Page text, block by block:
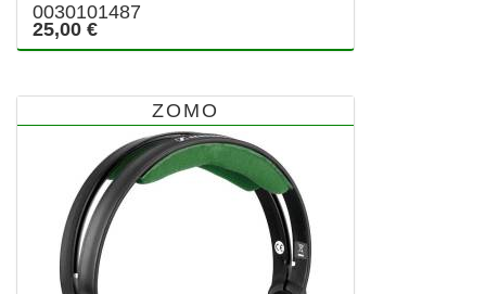
0030101487
25,00 €
ZOMO